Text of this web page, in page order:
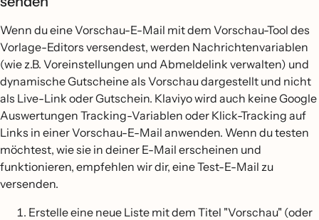
Wenn du eine Vorschau-E-Mail mit dem Vorschau-Tool des
Vorlage-Editors versendest, werden Nachrichtenvariablen
(wie z.B. Voreinstellungen und Abmeldelink verwalten) und
dynamische Gutscheine als Vorschau dargestellt und nicht
als Live-Link oder Gutschein. Klaviyo wird auch keine Google
Auswertungen Tracking-Variablen oder Klick-Tracking auf
Links in einer Vorschau-E-Mail anwenden. Wenn du testen
möchtest, wie sie in deiner E-Mail erscheinen und
funktionieren, empfehlen wir dir, eine Test-E-Mail zu
versenden.
Erstelle eine neue Liste mit dem Titel "Vorschau" (oder